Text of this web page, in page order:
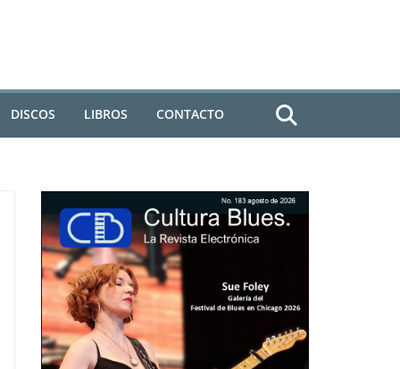
DISCOS LIBROS CONTACTO